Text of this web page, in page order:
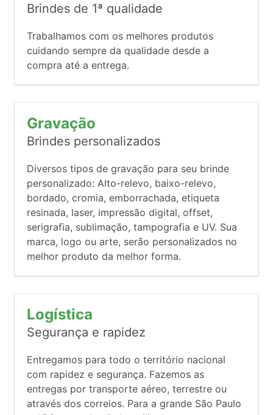
Brindes de 1ª qualidade
Trabalhamos com os melhores produtos
cuidando sempre da qualidade desde a
compra até a entrega.
Gravação
Brindes personalizados
Diversos tipos de gravação para seu brinde
personalizado: Alto-relevo, baixo-relevo,
bordado, cromia, emborrachada, etiqueta
resinada, laser, impressão digital, offset,
serigrafia, sublimação, tampografia e UV. Sua
marca, logo ou arte, serão personalizados no
melhor produto da melhor forma.
Logística
Segurança e rapidez
Entregamos para todo o território nacional
com rapidez e segurança. Fazemos as
entregas por transporte aéreo, terrestre ou
através dos correios. Para a grande São Paulo